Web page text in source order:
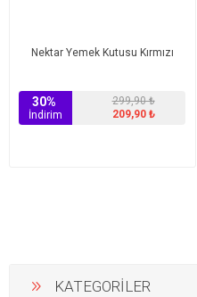
Nektar Yemek Kutusu Kırmızı
30%
İndirim
299,90 ₺
209,90 ₺
KATEGORİLER